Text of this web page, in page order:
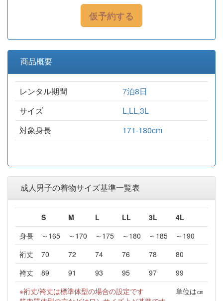
仮予約する
商品概要
レンタル期間
7泊8日
サイズ
L,LL,3L
対象身長
171-180cm
成人男子の着物サイズ基準一覧表
S M L LL 3L
4L
身長
～165 ～170 ～175 ～180 ～185
～190
裄丈
70 72 74 76 78
80
袴丈
89 91 93 95 97
99
※裄丈/袴丈は標準体型の場合の設定です
単位は㎝